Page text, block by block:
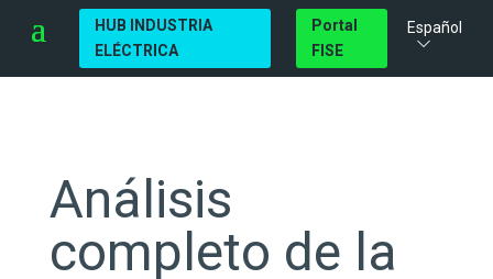
HUB INDUSTRIA
ELÉCTRICA
Portal
FISE
Español
Análisis
completo de la